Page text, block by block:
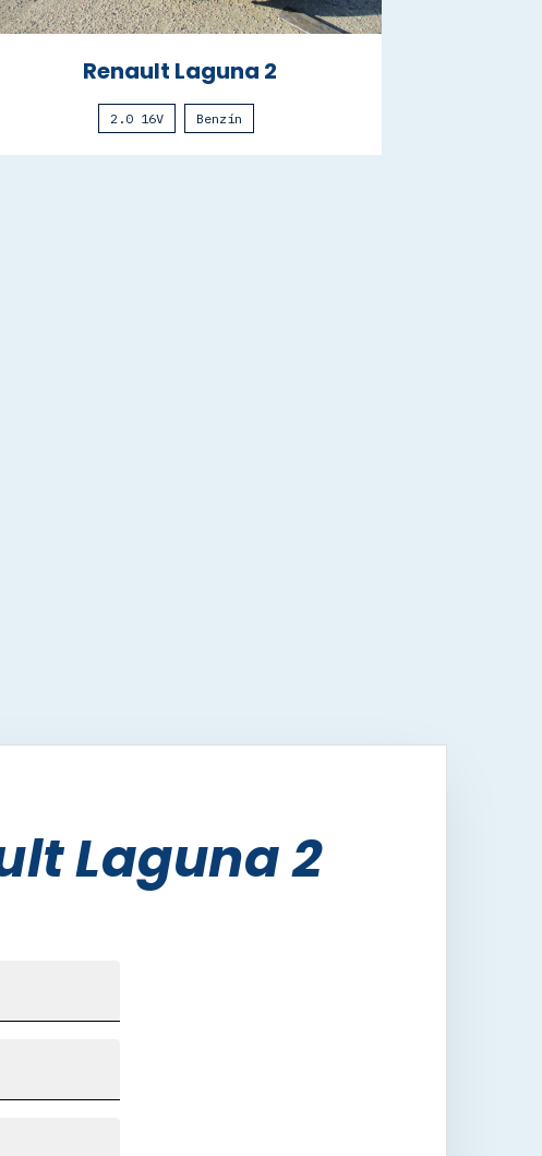
Renault Laguna 2
2.0 16V Benzín
Laguna 2